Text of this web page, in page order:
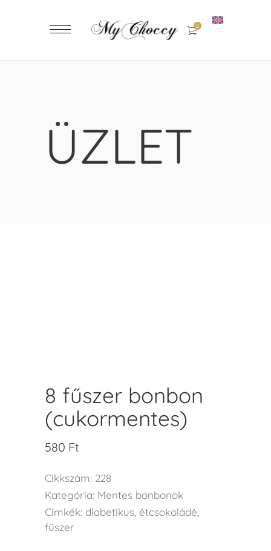
0
ÜZLET
8 fűszer bonbon
(cukormentes)
580 Ft
Cikkszám: 228
Kategória: Mentes bonbonok
Címkék: diabetikus étcsokoládé
fűszer